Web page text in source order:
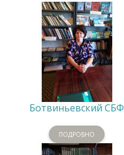
Ботвиньевский СБФ
ПОДРОБНО